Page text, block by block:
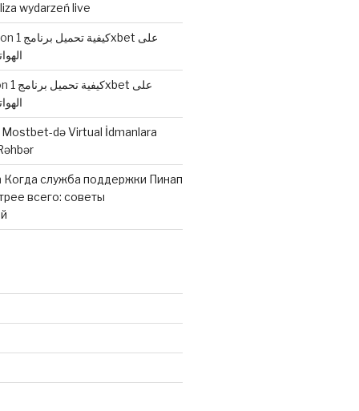
wydarzeń live
كيفية تحميل برنامج 1xbet على
كيفية تحميل برنامج 1xbet على
Mostbet-də Virtual İdmanlara
Когда служба поддержки Пинап
всего: советы